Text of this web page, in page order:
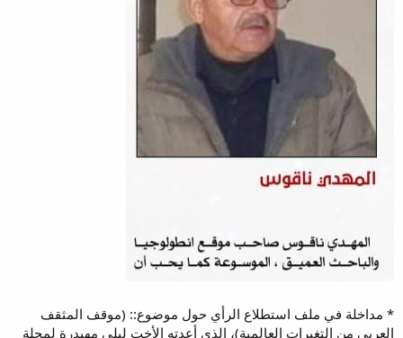
* مداخلة في ملف استطلاع الرأي حول موضوع:: (موقف المثقف
العربي من التغيرات العالمية)، الذي أعدته الأخت ليلى مهيدرة لمجلة